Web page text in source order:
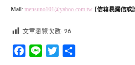
Mail: mensuno101@yahoo.com.tw (信箱易漏信或
文章瀏覽次數: 26
Facebook
Line Twitter